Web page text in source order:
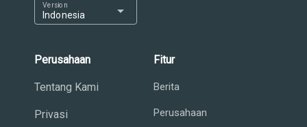
Indonesia
Version arrow_drop_down
Perusahaan
Tentang Kami
Privasi
Fitur
Berita
Perusahaan